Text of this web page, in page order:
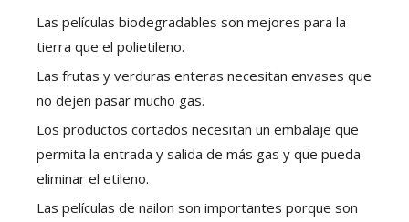
Las películas biodegradables son mejores para la
tierra que el polietileno.
Las frutas y verduras enteras necesitan envases que
no dejen pasar mucho gas.
Los productos cortados necesitan un embalaje que
permita la entrada y salida de más gas y que pueda
eliminar el etileno.
Las películas de nailon son importantes porque son